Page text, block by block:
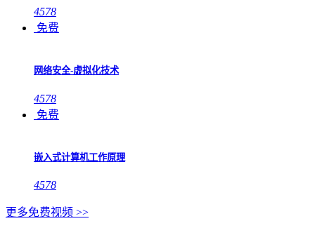
4578
免费
网络安全-虚拟化技术
4578
免费
嵌入式计算机工作原理
4578
更多免费视频 >>